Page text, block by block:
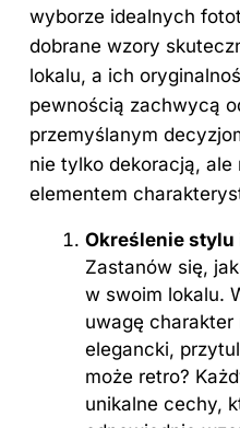
wyborze idealnych
dobrane wzory
lokalu, a ich
pewnością zachwycą
przemyślanym
nie tylko dekoracją, ale
elementem
Określenie
Zastanów się,
w swoim lokalu.
uwagę
elegancki,
może retro?
unikalne cechy,